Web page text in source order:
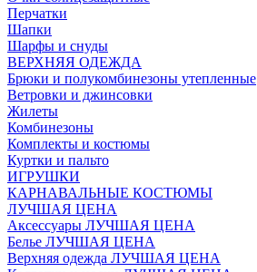
Перчатки
Шапки
Шарфы и снуды
ВЕРХНЯЯ ОДЕЖДА
Брюки и полукомбинезоны утепленные
Ветровки и джинсовки
Жилеты
Комбинезоны
Комплекты и костюмы
Куртки и пальто
ИГРУШКИ
КАРНАВАЛЬНЫЕ КОСТЮМЫ
ЛУЧШАЯ ЦЕНА
Аксессуары ЛУЧШАЯ ЦЕНА
Белье ЛУЧШАЯ ЦЕНА
Верхняя одежда ЛУЧШАЯ ЦЕНА